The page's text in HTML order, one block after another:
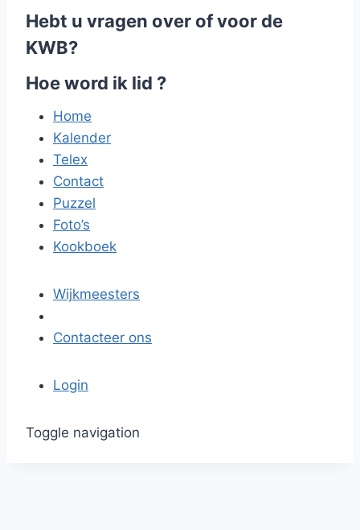
Hebt u vragen over of voor de
KWB?
Hoe word ik lid ?
Home
Kalender
Telex
Contact
Puzzel
Foto’s
Kookboek
Wijkmeesters
Contacteer ons
Login
Toggle navigation